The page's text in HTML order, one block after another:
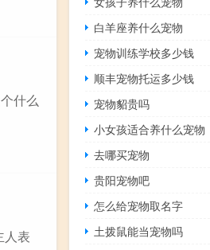
什么
人表
白羊座养什么宠物
宠物训练学校多少钱
顺丰宠物托运多少钱
宠物貂贵吗
小女孩适合养什么宠物
去哪买宠物
贵阳宠物吧
怎么给宠物取名字
土拨鼠能当宠物吗